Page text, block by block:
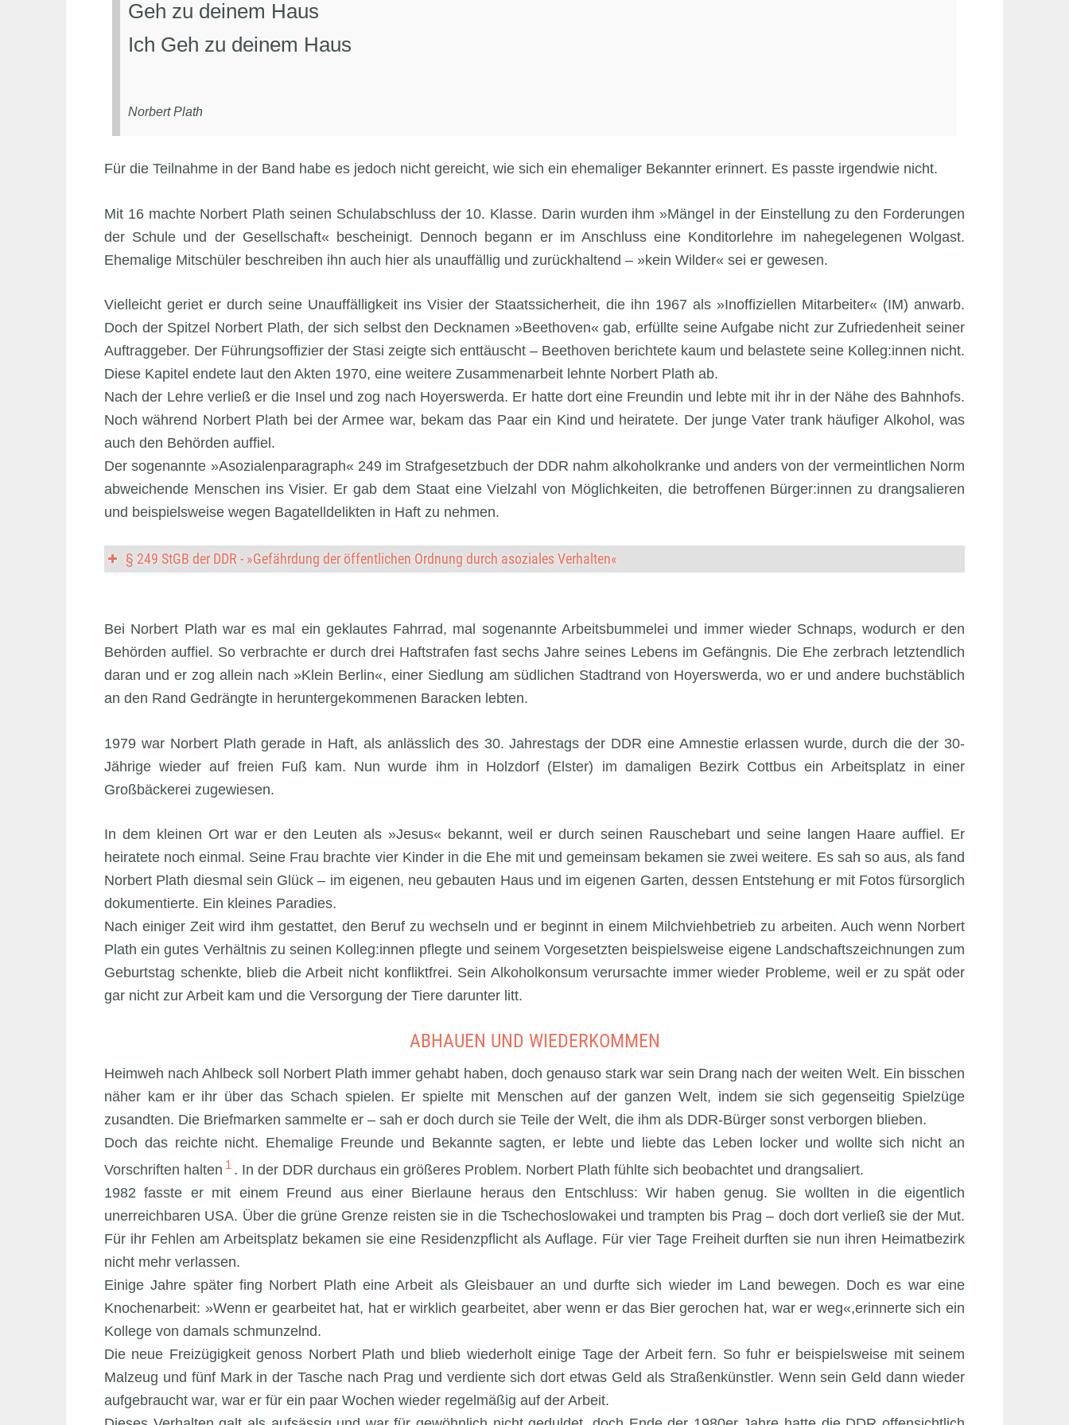
Geh zu deinem Haus
Ich Geh zu deinem Haus
Norbert Plath
Für die Teilnahme in der Band habe es jedoch nicht gereicht, wie sich ein ehemaliger Bekannter erinnert. Es passte irgendwie nicht.
Mit 16 machte Norbert Plath seinen Schulabschluss der 10. Klasse. Darin wurden ihm »Mängel in der Einstellung zu den Forderungen
der Schule und der Gesellschaft« bescheinigt. Dennoch begann er im Anschluss eine Konditorlehre im nahegelegenen Wolgast.
Ehemalige Mitschüler beschreiben ihn auch hier als unauffällig und zurückhaltend – »kein Wilder« sei er gewesen.
Vielleicht geriet er durch seine Unauffälligkeit ins Visier der Staatssicherheit, die ihn 1967 als »Inoffiziellen Mitarbeiter« (IM) anwarb.
Doch der Spitzel Norbert Plath, der sich selbst den Decknamen »Beethoven« gab, erfüllte seine Aufgabe nicht zur Zufriedenheit seiner
Auftraggeber. Der Führungsoffizier der Stasi zeigte sich enttäuscht – Beethoven berichtete kaum und belastete seine Kolleg:innen nicht.
Diese Kapitel endete laut den Akten 1970, eine weitere Zusammenarbeit lehnte Norbert Plath ab.
Nach der Lehre verließ er die Insel und zog nach Hoyerswerda. Er hatte dort eine Freundin und lebte mit ihr in der Nähe des Bahnhofs.
Noch während Norbert Plath bei der Armee war, bekam das Paar ein Kind und heiratete. Der junge Vater trank häufiger Alkohol, was
auch den Behörden auffiel.
Der sogenannte »Asozialenparagraph« 249 im Strafgesetzbuch der DDR nahm alkoholkranke und anders von der vermeintlichen Norm
abweichende Menschen ins Visier. Er gab dem Staat eine Vielzahl von Möglichkeiten, die betroffenen Bürger:innen zu drangsalieren
und beispielsweise wegen Bagatelldelikten in Haft zu nehmen.
§ 249 StGB der DDR - »Gefährdung der öffentlichen Ordnung durch asoziales Verhalten«
Bei Norbert Plath war es mal ein geklautes Fahrrad, mal sogenannte Arbeitsbummelei und immer wieder Schnaps, wodurch er den
Behörden auffiel. So verbrachte er durch drei Haftstrafen fast sechs Jahre seines Lebens im Gefängnis. Die Ehe zerbrach letztendlich
daran und er zog allein nach »Klein Berlin«, einer Siedlung am südlichen Stadtrand von Hoyerswerda, wo er und andere buchstäblich
an den Rand Gedrängte in heruntergekommenen Baracken lebten.
1979 war Norbert Plath gerade in Haft, als anlässlich des 30. Jahrestags der DDR eine Amnestie erlassen wurde, durch die der 30-
Jährige wieder auf freien Fuß kam. Nun wurde ihm in Holzdorf (Elster) im damaligen Bezirk Cottbus ein Arbeitsplatz in einer
Großbäckerei zugewiesen.
In dem kleinen Ort war er den Leuten als »Jesus« bekannt, weil er durch seinen Rauschebart und seine langen Haare auffiel. Er
heiratete noch einmal. Seine Frau brachte vier Kinder in die Ehe mit und gemeinsam bekamen sie zwei weitere. Es sah so aus, als fand
Norbert Plath diesmal sein Glück – im eigenen, neu gebauten Haus und im eigenen Garten, dessen Entstehung er mit Fotos fürsorglich
dokumentierte. Ein kleines Paradies.
Nach einiger Zeit wird ihm gestattet, den Beruf zu wechseln und er beginnt in einem Milchviehbetrieb zu arbeiten. Auch wenn Norbert
Plath ein gutes Verhältnis zu seinen Kolleg:innen pflegte und seinem Vorgesetzten beispielsweise eigene Landschaftszeichnungen zum
Geburtstag schenkte, blieb die Arbeit nicht konfliktfrei. Sein Alkoholkonsum verursachte immer wieder Probleme, weil er zu spät oder
gar nicht zur Arbeit kam und die Versorgung der Tiere darunter litt.
ABHAUEN UND WIEDERKOMMEN
Heimweh nach Ahlbeck soll Norbert Plath immer gehabt haben, doch genauso stark war sein Drang nach der weiten Welt. Ein bisschen
näher kam er ihr über das Schach spielen. Er spielte mit Menschen auf der ganzen Welt, indem sie sich gegenseitig Spielzüge
zusandten. Die Briefmarken sammelte er – sah er doch durch sie Teile der Welt, die ihm als DDR-Bürger sonst verborgen blieben.
Doch das reichte nicht. Ehemalige Freunde und Bekannte sagten, er lebte und liebte das Leben locker und wollte sich nicht an
Vorschriften halten 1 . In der DDR durchaus ein größeres Problem. Norbert Plath fühlte sich beobachtet und drangsaliert.
1982 fasste er mit einem Freund aus einer Bierlaune heraus den Entschluss: Wir haben genug. Sie wollten in die eigentlich
unerreichbaren USA. Über die grüne Grenze reisten sie in die Tschechoslowakei und trampten bis Prag – doch dort verließ sie der Mut.
Für ihr Fehlen am Arbeitsplatz bekamen sie eine Residenzpflicht als Auflage. Für vier Tage Freiheit durften sie nun ihren Heimatbezirk
nicht mehr verlassen.
Einige Jahre später fing Norbert Plath eine Arbeit als Gleisbauer an und durfte sich wieder im Land bewegen. Doch es war eine
Knochenarbeit: »Wenn er gearbeitet hat, hat er wirklich gearbeitet, aber wenn er das Bier gerochen hat, war er weg«,erinnerte sich ein
Kollege von damals schmunzelnd.
Die neue Freizügigkeit genoss Norbert Plath und blieb wiederholt einige Tage der Arbeit fern. So fuhr er beispielsweise mit seinem
Malzeug und fünf Mark in der Tasche nach Prag und verdiente sich dort etwas Geld als Straßenkünstler. Wenn sein Geld dann wieder
aufgebraucht war, war er für ein paar Wochen wieder regelmäßig auf der Arbeit.